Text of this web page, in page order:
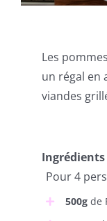
Les
un régal en
viandes
Ingrédients
Pour 4
500gde